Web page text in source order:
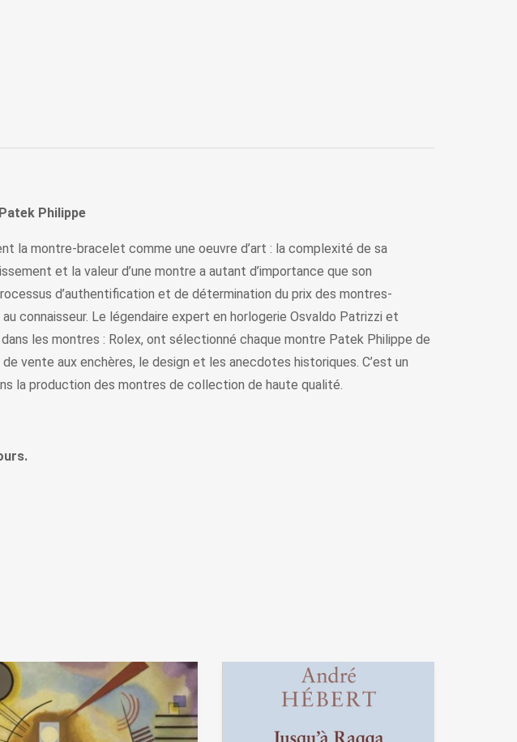
Philippe
la montre-bracelet comme une oeuvre d’art : la complexité de sa
et la valeur d’une montre a autant d’importance que son
d’authentification et de détermination du prix des montres-
connaisseur. Le légendaire expert en horlogerie Osvaldo Patrizzi et
les montres : Rolex, ont sélectionné chaque montre Patek Philippe de
vente aux enchères, le design et les anecdotes historiques. C’est un
la production des montres de collection de haute qualité.